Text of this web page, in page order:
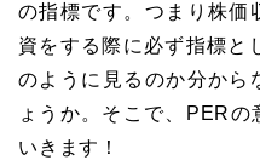
の指標です。つまり株価
資をする際に必ず指標と
のように見るのか分から
ょうか。そこで、PER
いきます！